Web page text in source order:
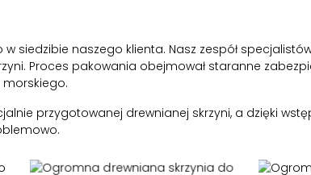
siedzibie naszego klienta. Nasz zespół
Proces pakowania obejmował staranne
przygotowanej drewnianej skrzyni, a dzięki